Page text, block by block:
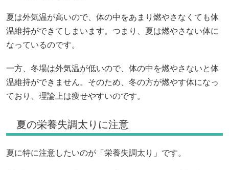
夏は外気温が高いので、体の中をあまり燃やさなくても体
温維持ができてしまいます。つまり、夏は燃やさない体に
なっているのです。
一方、冬場は外気温が低いので、体の中を燃やさないと体
温維持ができません。そのため、冬の方が燃やす体になっ
ており、理論上は痩せやすいのです。
夏の栄養失調太りに注意
夏に特に注意したいのが「栄養失調太り」です。